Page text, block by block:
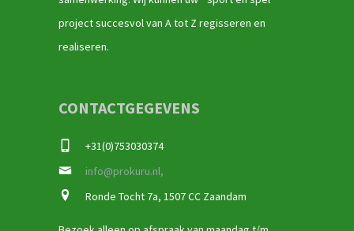
project succesvol van A tot Z regisseren en
realiseren.
CONTACTGEGEVENS
+31(0)753030374
info@prokuru.nl,
Ronde Tocht 7a, 1507 CC Zaandam